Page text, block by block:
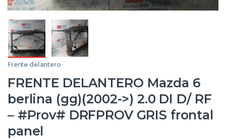
Frente delantero
FRENTE DELANTERO Mazda 6
berlina (gg)(2002->) 2.0 DI D/ RF
– #Prov# DRFPROV GRIS frontal
panel